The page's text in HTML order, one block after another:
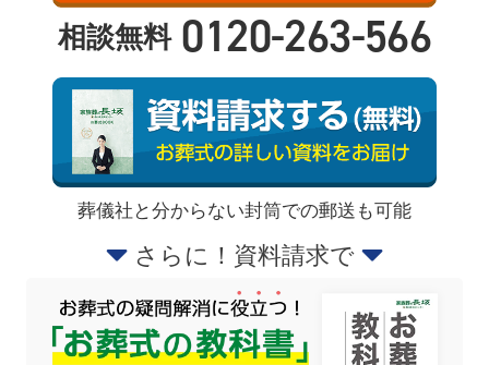
相談無料 0120-263-566
葬儀社と分からない封筒での郵送も可能
さらに！資料請求で